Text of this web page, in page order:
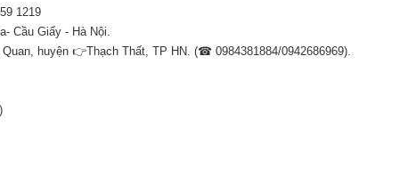
1219
Cầu Giấy - Hà Nội.
huyện 👉Thạch Thất, TP HN. (☎ 0984381884/0942686969).